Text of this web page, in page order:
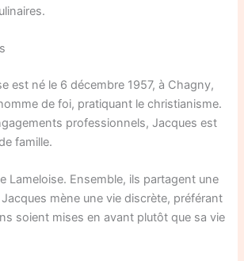
est né le 6 décembre 1957, à Chagny,
de foi, pratiquant le christianisme.
professionnels, Jacques est
famille.
Lameloise. Ensemble, ils partagent une
mène une vie discrète, préférant
soient mises en avant plutôt que sa vie